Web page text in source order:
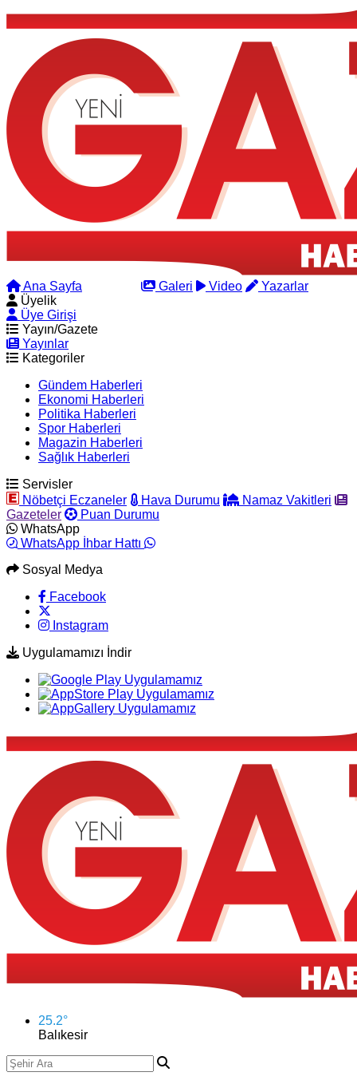
Ana Sayfa Galeri Video
Yazarlar
Üyelik
Üye Girişi
Yayın/Gazete
Yayınlar
Kategoriler
Gündem Haberleri
Ekonomi Haberleri
Politika Haberleri
Spor Haberleri
Magazin Haberleri
Sağlık Haberleri
Servisler
Nöbetçi Eczaneler
Hava Durumu
Namaz Vakitleri
Gazeteler
Puan Durumu
WhatsApp
WhatsApp İhbar Hattı
Sosyal Medya
Facebook
Instagram
Uygulamamızı İndir
25.2°
Balıkesir